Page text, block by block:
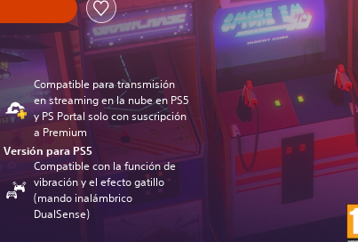
Compatible para transmisión
en streaming en la nube en PS5
y PS Portal solo con suscripción
a Premium
Versión para PS5
Compatible con la función de
vibración y el efecto gatillo
(mando inalámbrico
DualSense)